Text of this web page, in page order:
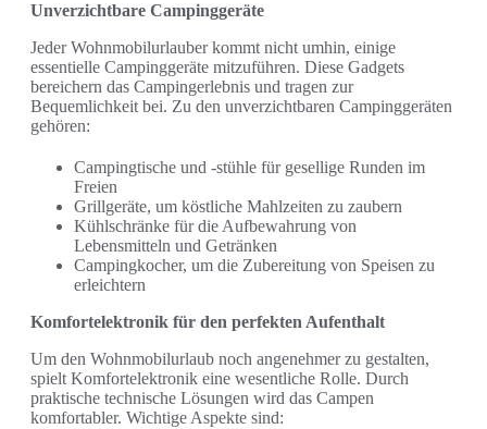
Unverzichtbare Campinggeräte
Jeder Wohnmobilurlauber kommt nicht umhin, einige
essentielle Campinggeräte mitzuführen. Diese Gadgets
bereichern das Campingerlebnis und tragen zur
Bequemlichkeit bei. Zu den unverzichtbaren Campinggeräten
gehören:
Campingtische und -stühle für gesellige Runden im
Freien
Grillgeräte, um köstliche Mahlzeiten zu zaubern
Kühlschränke für die Aufbewahrung von
Lebensmitteln und Getränken
Campingkocher, um die Zubereitung von Speisen zu
erleichtern
Komfortelektronik für den perfekten Aufenthalt
Um den Wohnmobilurlaub noch angenehmer zu gestalten,
spielt Komfortelektronik eine wesentliche Rolle. Durch
praktische technische Lösungen wird das Campen
komfortabler. Wichtige Aspekte sind: